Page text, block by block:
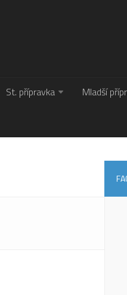
St. přípravka Mladší